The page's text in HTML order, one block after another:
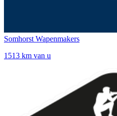
Somhorst Wapenmakers
1513 km van u